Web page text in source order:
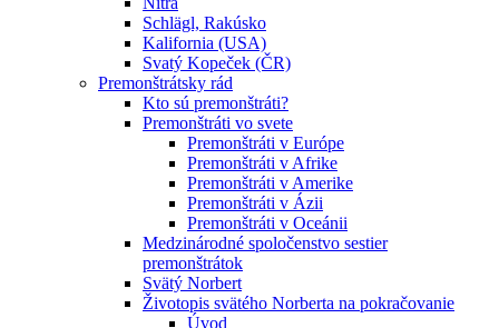
Schlägl, Rakúsko
Kalifornia (USA)
Svatý Kopeček (ČR)
Premonštrátsky rád
Kto sú premonštráti?
Premonštráti vo svete
Premonštráti v Európe
Premonštráti v Afrike
Premonštráti v Amerike
Premonštráti v Ázii
Premonštráti v Oceánii
Medzinárodné spoločenstvo sestier
premonštrátok
Svätý Norbert
Životopis svätého Norberta na pokračovanie
Úvod